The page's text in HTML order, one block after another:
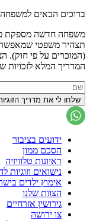
ברוכים הבאים
משפחה חדשה מספקת
תצהיר משפטי שמאפשר
(המוכרים על פי חוק).
המדריך המלא לזכויות
ידועים בציבור
הסכם ממון
ראיונות טלוויזיה
נישואים וזוגיות
אימוץ ילדים
הצוות שלנו
גירושין אזרחיים
צו ירושה